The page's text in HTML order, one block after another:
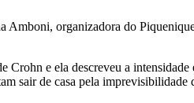
organizadora do
Crohn e ela descreveu a
sair de casa pela imprevisibilidade